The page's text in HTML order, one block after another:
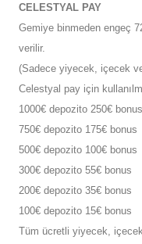
CELESTYAL PAY
Gemiye binmeden engeç
verilir.
(Sadece yiyecek, içecek
Celestyal pay için
1000€ depozito 250€ bonus
750€ depozito 175€ bonus
500€ depozito 100€ bonus
300€ depozito 55€ bonus
200€ depozito 35€ bonus
100€ depozito 15€ bonus
Tüm ücretli yiyecek,